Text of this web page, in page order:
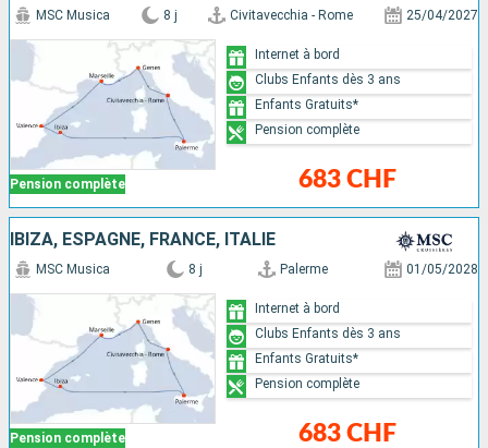
Pension complète
MSC Musica 8 j Civitavecchia - Rome 25/04/2027
683 CHF
Internet à bord
Clubs Enfants dès 3 ans
Enfants Gratuits*
Pension complète
IBIZA, ESPAGNE, FRANCE, ITALIE
Pension complète
MSC Musica 8 j Palerme 01/05/2028
683 CHF
Internet à bord
Clubs Enfants dès 3 ans
Enfants Gratuits*
Pension complète